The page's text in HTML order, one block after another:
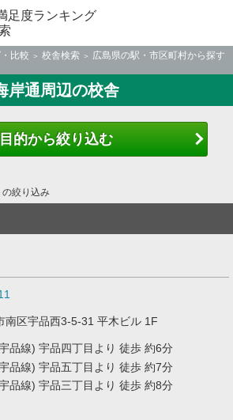
足度ランキング
比較 校舎検索
広島県の駅・市区町村から探す
岸通周辺の校舎
目的から絞り込む
の絞り込み
南区宇品西3-5-31 平木ビル 1F
品線) 宇品四丁目より 徒歩 約6分
品線) 宇品五丁目より 徒歩 約7分
品線) 宇品三丁目より 徒歩 約8分